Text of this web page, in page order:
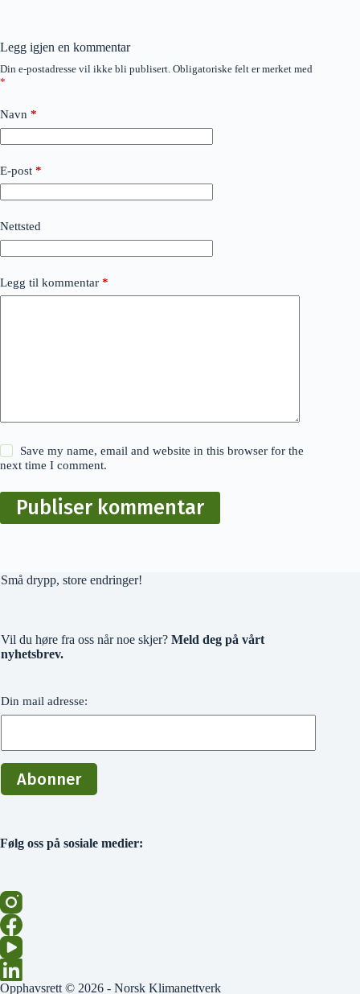
Legg igjen en kommentar
Din e-postadresse vil ikke bli publisert. Obligatoriske felt er merket med
*
Navn *
E-post *
Nettsted
Legg til kommentar *
Save my name, email and website in this browser for the
next time I comment.
Publiser kommentar
Små drypp, store endringer!
Vil du høre fra oss når noe skjer? Meld deg på vårt
nyhetsbrev.
Din mail adresse:
Følg oss på sosiale medier:
Opphavsrett © 2026 - Norsk Klimanettverk